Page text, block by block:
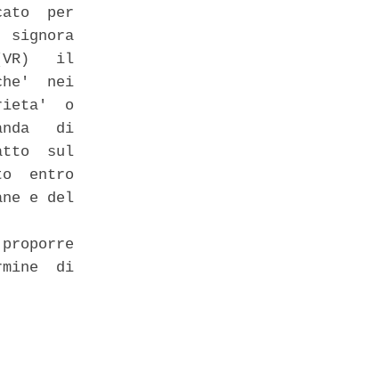
per
(VR)   il
nei
o
di
sul
entro
e del
di